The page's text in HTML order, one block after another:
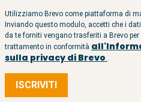
Utilizziamo Brevo come piattaforma di
Inviando questo modulo, accetti che i
da te forniti vengano trasferiti a Brevo per
trattamento in conformità
sulla privacy di Brevo
ISCRIVITI